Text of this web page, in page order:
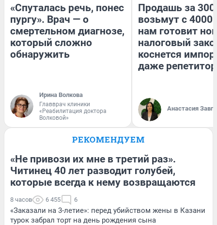
«Спуталась речь, понес
пургу». Врач — о
смертельном диагнозе,
который сложно
обнаружить
Ирина Волкова
Главврач клиники
«Реабилитация доктора
Волковой»
Продашь за
возьмут с
нам готовит
налоговый
коснется
даже
Анастасия
РЕКОМЕНДУЕМ
«Не привози их мне в третий раз».
Читинец 40 лет разводит голубей,
которые всегда к нему возвращаются
8 часов 6 455 6
«Заказали на 3-летие»: перед убийством жены в Казани
турок забрал торт на день рождения сына